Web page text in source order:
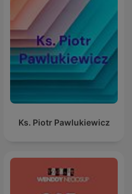
Ks. Piotr Pawlukiewicz